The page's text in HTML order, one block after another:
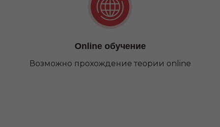
Online обучение
Возможно прохождение теории online